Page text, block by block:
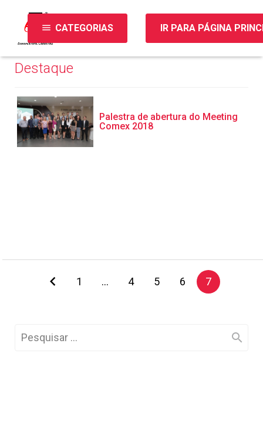
menu CATEGORIAS IR PARA PÁGINA
Destaque
Palestra de abertura do Meeting
Comex 2018
1 … 4 5 6 7